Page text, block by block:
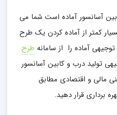
آسانسور آماده است شما می
کمتر از آماده کردن یک طرح
آماده را از سامانه طرح
تولید درب و کابین آسانسور
مالی و اقتصادی مطابق
برداری قرار دهید.